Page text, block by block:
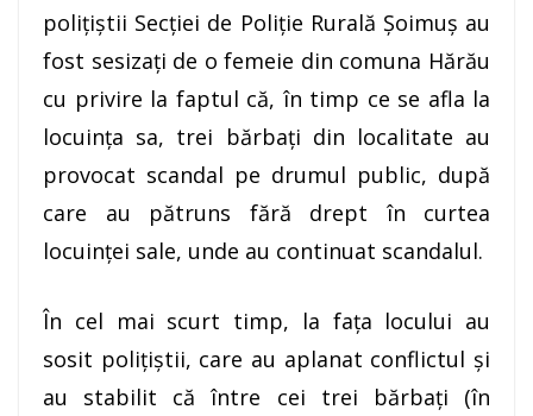
polițiștii Secției de Poliție Rurală Șoimuș au
fost sesizați de o femeie din comuna Hărău
cu privire la faptul că, în timp ce se afla la
locuința sa, trei bărbaţi din localitate au
provocat scandal pe drumul public, după
care au pătruns fără drept în curtea
locuinței sale, unde au continuat scandalul.
În cel mai scurt timp, la faţa locului au
sosit poliţiştii, care au aplanat conflictul şi
au stabilit că între cei trei bărbaţi (în